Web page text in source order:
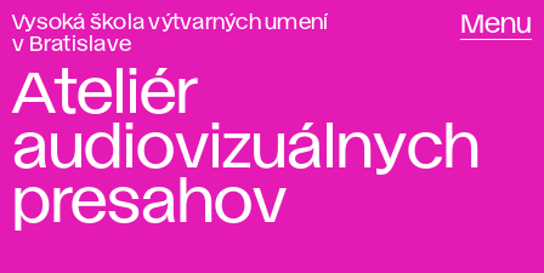
Vysoká škola výtvarných umení
v Bratislave
Menu
Ateliér
audiovizuálnych
presahov